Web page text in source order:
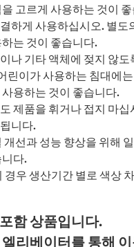
고르게 사용하는 것이
하게 사용하십시오. 별도
는 것이 좋습니다.
나 기타 액체에 젖지 않도
린이가 사용하는 침대에
용하는 것이 좋습니다.
제품을 휘거나 접지 마십
니다.
개선과 성능 향상을 위해
니다.
경우 생산기간 별로 색상
함 상품입니다.
리베이터를 통해